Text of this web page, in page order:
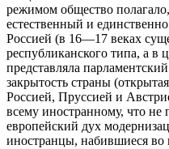
режимом об­щество
естественный и
Россией (в 16—17 веках
республиканского типа, а в
представляла
закрытость страны (
Россией, Пруссией и
всему иностранному, что не
европей­ский дух
иностранцы, набившиеся во